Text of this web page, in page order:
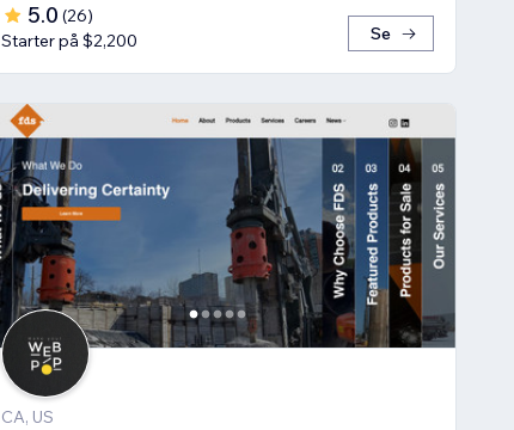
5.0 (26)
Starter på $2,200
Se
CA, US